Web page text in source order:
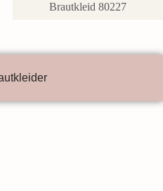
Brautkleid 80227